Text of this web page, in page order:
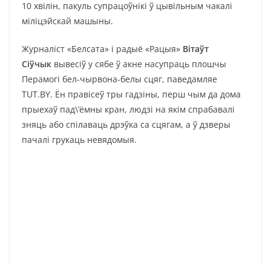
10 хвілін, пакуль супрацоўнікі ў цывільным чакалі
міліцэйскай машыны.
Журналіст «Белсата» і радыё «Рацыя» Вітаўт
Сіўчык вывесіў у сябе ў акне насупраць плошчы
Перамогі бел-чырвона-белы сцяг, паведамляе
TUT.BY. Ён правісеў тры гадзіны, перш чым да дома
прыехаў пад\’ёмны кран, людзі на якім спрабавалі
зняць або спілаваць дрэўка са сцягам, а ў дзверы
пачалі грукаць невядомыя.